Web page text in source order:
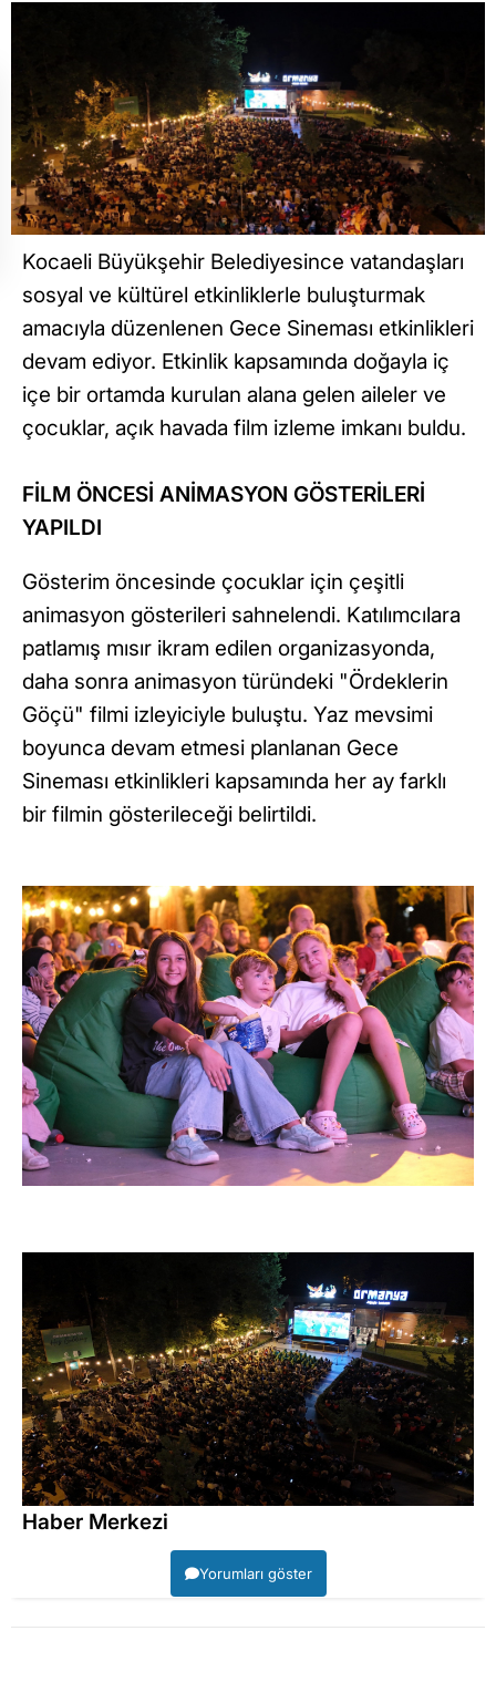
Kocaeli Büyükşehir Belediyesince vatandaşları
sosyal ve kültürel etkinliklerle buluşturmak
amacıyla düzenlenen Gece Sineması etkinlikleri
devam ediyor. Etkinlik kapsamında doğayla iç
içe bir ortamda kurulan alana gelen aileler ve
çocuklar, açık havada film izleme imkanı buldu.
FİLM ÖNCESİ ANİMASYON GÖSTERİLERİ
YAPILDI
Gösterim öncesinde çocuklar için çeşitli
animasyon gösterileri sahnelendi. Katılımcılara
patlamış mısır ikram edilen organizasyonda,
daha sonra animasyon türündeki "Ördeklerin
Göçü" filmi izleyiciyle buluştu. Yaz mevsimi
boyunca devam etmesi planlanan Gece
Sineması etkinlikleri kapsamında her ay farklı
bir filmin gösterileceği belirtildi.
Haber Merkezi
Yorumları göster